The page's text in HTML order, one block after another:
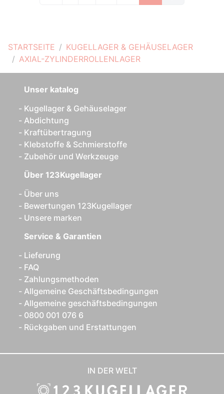
STARTSEITE
KUGELLAGER & GEHÄUSELAGER
AXIAL-ZYLINDERROLLENLAGER
Unser katalog
Kugellager & Gehäuselager
Abdichtung
Kraftübertragung
Klebstoffe & Schmierstoffe
Zubehör und Werkzeuge
Über 123Kugellager
Über uns
Bewertungen 123Kugellager
Unsere marken
Service & Garantien
Lieferung
FAQ
Zahlungsmethoden
Allgemeine Geschäftsbedingungen
Allgemeine geschäftsbedingungen
0800 001 076 6
Rückgaben und Erstattungen
IN DER WELT